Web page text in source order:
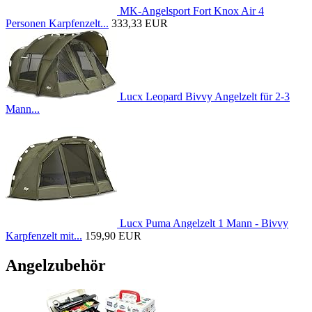
MK-Angelsport Fort Knox Air 4
Personen Karpfenzelt... 333,33 EUR
Lucx Leopard Bivvy Angelzelt für 2-3
Mann...
Lucx Puma Angelzelt 1 Mann - Bivvy
Karpfenzelt mit... 159,90 EUR
Angelzubehör